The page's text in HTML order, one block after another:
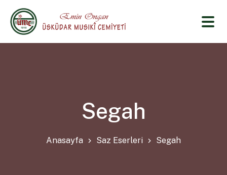
Segah
Anasayfa Saz Eserleri Segah